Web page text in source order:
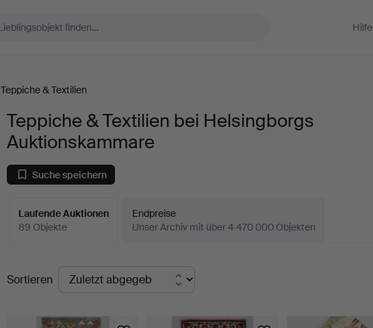
Hilfe
Teppiche & Textilien
Teppiche & Textilien bei Helsingborgs
Auktionskammare
Suche speichern
Laufende Auktionen
89 Objekte
Endpreise
Unser Archiv mit über 4 470 000 Objekten
Laufende
Auktionen
Sortieren